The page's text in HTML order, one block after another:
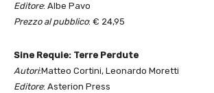
Editore: Albe Pavo
Prezzo al pubblico: € 24,95
Sine Requie: Terre Perdute
Autori:Matteo Cortini, Leonardo Moretti
Editore: Asterion Press